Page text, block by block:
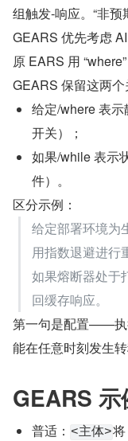
组触发-响应。“非预
GEARS 优先考虑
原 EARS 用
GEARS 保留这两
给定/where 表
开关）；
如果/while 表示
件）。
区分示例：
给定部署环境为
用指数退避进行
如果熔断器处于
回缓存响应。
第一句是配置——
能在任意时刻发生转
GEARS 示
普适： <主体>将